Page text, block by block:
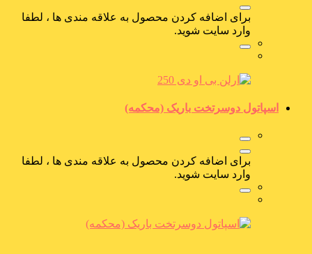
برای اضافه کردن محصول به علاقه مندی ها ، لطفا
وارد سایت شوید.
اسپاتول دوسرتخت باریک (محکمه)
برای اضافه کردن محصول به علاقه مندی ها ، لطفا
وارد سایت شوید.